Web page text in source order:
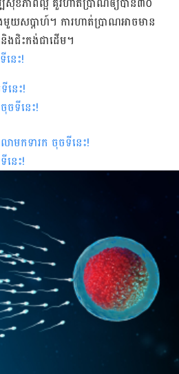
មួយ​សប្ដាហ៍​។ ការ​ហាត់​ប្រាណ​អាច​មាន​
ង​ជិះ​កង់​ជា​ដើម​។​
េះ!
នេះ!
ចទីនេះ!
មកទារក ចុចទីនេះ!
េះ!